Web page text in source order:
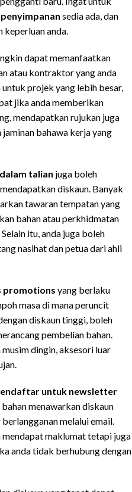
sedia ada, dan
anda.
dapat memanfaatkan
atau kontraktor yang anda
projek yang lebih besar,
jika anda memberikan
mendapatkan rujukan juga
bahawa kerja yang
talian juga boleh
diskaun. Banyak
tawaran tempatan yang
bahan atau perkhidmatan
itu, anda juga boleh
nasihat dan petua dari ahli
promotions yang berlaku
masa di mana peruncit
diskaun tinggi, boleh
pembelian bahan.
dingin, aksesori luar
untuk newsletter
menawarkan diskaun
melalui email.
mendapat maklumat tetapi juga
anda tidak berhubung dengan